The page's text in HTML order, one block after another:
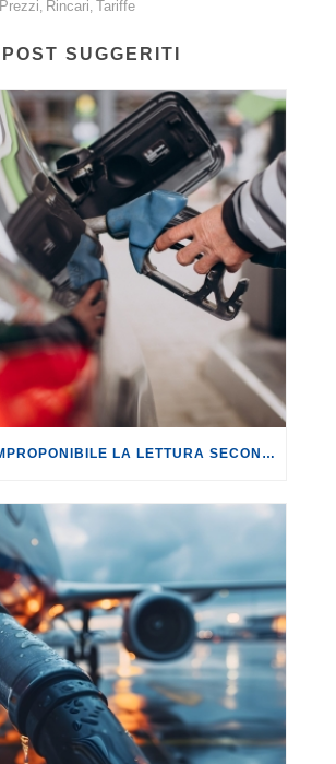
Prezzi, Rincari, Tariffe
POST SUGGERITI
BENZINA: IMPROPONIBILE LA LETTURA SECONDO CUI PROROGARE IL TAGLIO DELLE ACCISE SIGNIFICA TASSARE TUTTI I CITTADINI.